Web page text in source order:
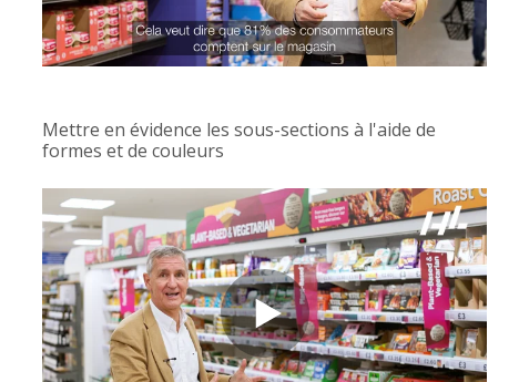
Mettre en évidence les sous-sections à l'aide de
formes et de couleurs